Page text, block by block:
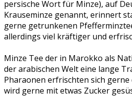
persische Wort für Minze), auf
Krauseminze genannt, erinnert
gerne getrunkenen
allerdings viel kräftiger und
Minze Tee der in Marokko als
der arabischen Welt eine lange
Pharaonen erfrischten sich gerne
wird gerne mit etwas Zucker